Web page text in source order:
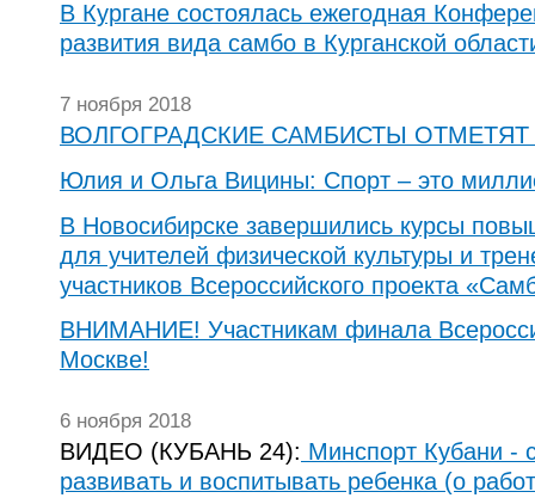
В Кургане состоялась ежегодная
развития вида самбо в Курганской
7 ноября 2018
ВОЛГОГРАДСКИЕ САМБИСТЫ
Юлия и Ольга Вицины: Спорт – это
В Новосибирске завершились курсы
для учителей физической культуры и
участников Всероссийского проекта
ВНИМАНИЕ! Участникам финала
Москве!
6 ноября 2018
ВИДЕО (КУБАНЬ 24): Минспорт Кубани -
развивать и воспитывать ребенка (о